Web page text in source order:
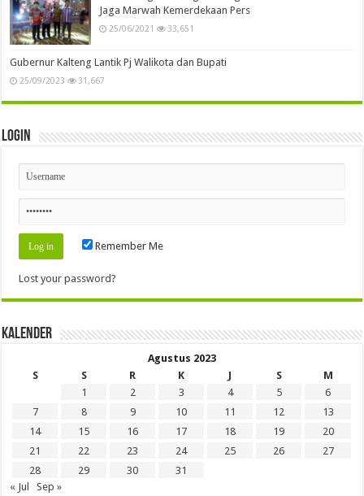
Jaga Marwah Kemerdekaan Pers
25/06/2021 33,651
Gubernur Kalteng Lantik Pj Walikota dan Bupati
25/09/2023 31,667
Login
Remember Me
Lost your password?
Kalender
Agustus 2023
S
S R K J S
M
1
2 3 4 5
6
7
8 9 10 11 12
13
14
15 16 17 18 19
20
21
22 23 24 25 26
27
28
29 30
31
« Jul
Sep »